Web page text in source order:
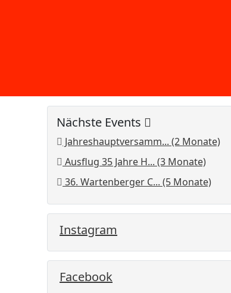
Nächste Events
Jahreshauptversamm... (2 Monate)
Ausflug 35 Jahre H... (3 Monate)
36. Wartenberger C... (5 Monate)
Instagram
Facebook